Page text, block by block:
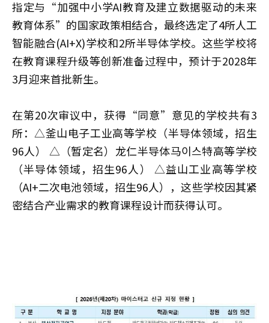
指定与“加强中小学AI教育及建立数据驱动的未来
教育体系”的国家政策相结合，最终选定了4所人工
智能融合(AI+X)学校和2所半导体学校。这些学校将
在教育课程升级等创新准备过程中，预计于2028年
3月迎来首批新生。
在第20次审议中，获得“同意”意见的学校共有3
所：△釜山电子工业高等学校（半导体领域，招生
96人） △（暂定名）龙仁半导体马이스特高等学校
（半导体领域，招生96人） △益山工业高等学校
（AI+二次电池领域，招生96人），这些学校因其紧
密结合产业需求的教育课程设计而获得认可。